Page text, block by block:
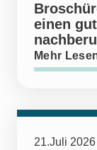
einen
Mehr
21.Juli 2026